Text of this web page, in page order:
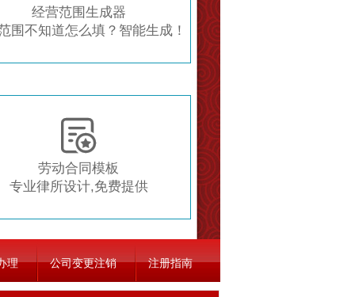
经营范围生成器
围不知道怎么填？智能生成！

劳动合同模板
专业律所设计,免费提供
理 公司变更注销 注册指南